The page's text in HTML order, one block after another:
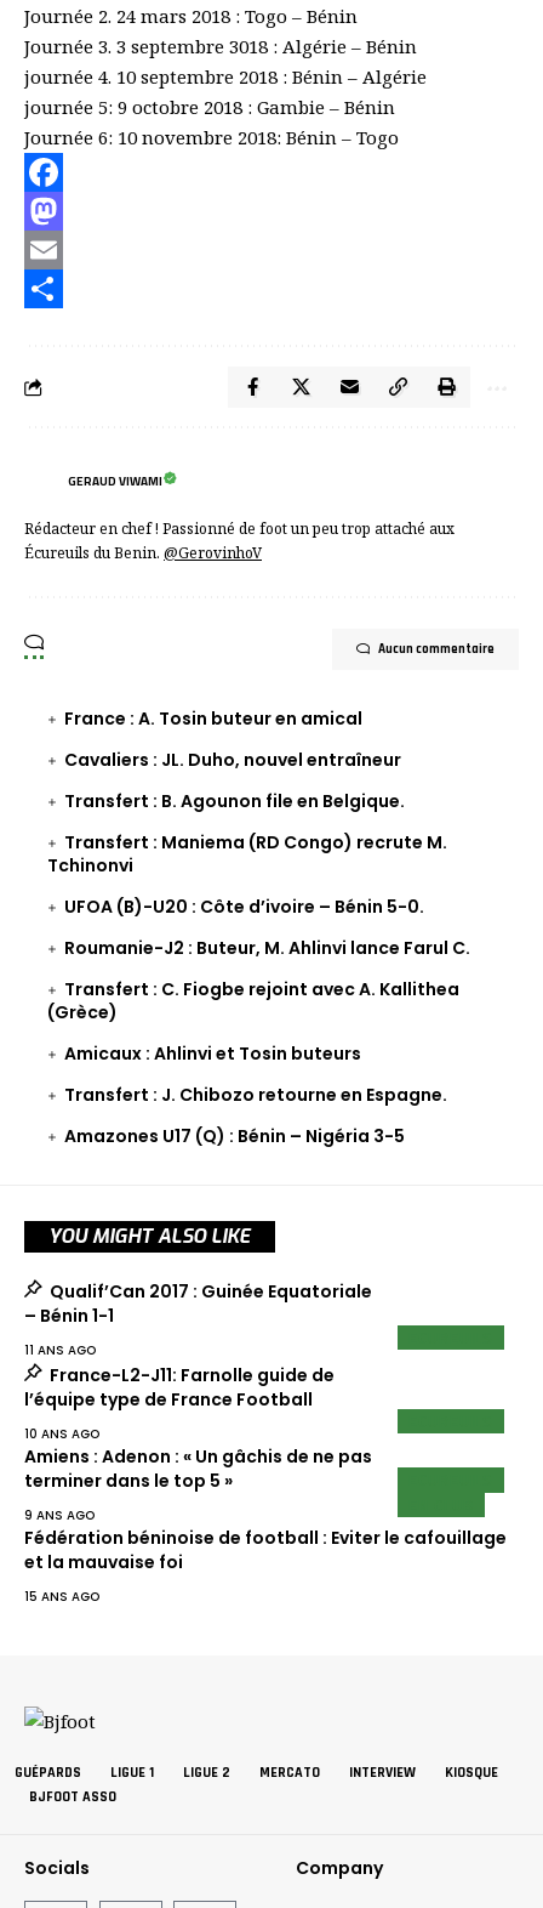
Journée 2. 24 mars 2018 : Togo – Bénin
Journée 3. 3 septembre 3018 : Algérie – Bénin
journée 4. 10 septembre 2018 : Bénin – Algérie
journée 5: 9 octobre 2018 : Gambie – Bénin
Journée 6: 10 novembre 2018: Bénin – Togo
Facebook
Mastodon
Email
GERAUD VIWAMI
Rédacteur en chef ! Passionné de foot un peu trop attaché aux
Écureuils du Benin. @GerovinhoV
Aucun commentaire
France : A. Tosin buteur en amical
Cavaliers : JL. Duho, nouvel entraîneur
Transfert : B. Agounon file en Belgique.
Transfert : Maniema (RD Congo) recrute M.
Tchinonvi
UFOA (B)-U20 : Côte d’ivoire – Bénin 5-0.
Roumanie-J2 : Buteur, M. Ahlinvi lance Farul C.
Transfert : C. Fiogbe rejoint avec A. Kallithea
(Grèce)
Amicaux : Ahlinvi et Tosin buteurs
Transfert : J. Chibozo retourne en Espagne.
Amazones U17 (Q) : Bénin – Nigéria 3-5
YOU MIGHT ALSO LIKE
Qualif’Can 2017 : Guinée Equatoriale
– Bénin 1-1
11 ANS AGO
France-L2-J11: Farnolle guide de
l’équipe type de France Football
10 ANS AGO
Amiens : Adenon : « Un gâchis de ne pas
terminer dans le top 5 »
9 ANS AGO
Fédération béninoise de football : Eviter le cafouillage
et la mauvaise foi
15 ANS AGO
GUÉPARDS LIGUE 1 LIGUE 2 MERCATO INTERVIEW
KIOSQUE
BJFOOT ASSO
Socials Company